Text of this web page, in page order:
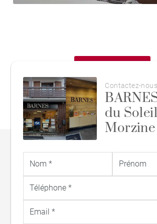
Contactez-nous
du
Morzine